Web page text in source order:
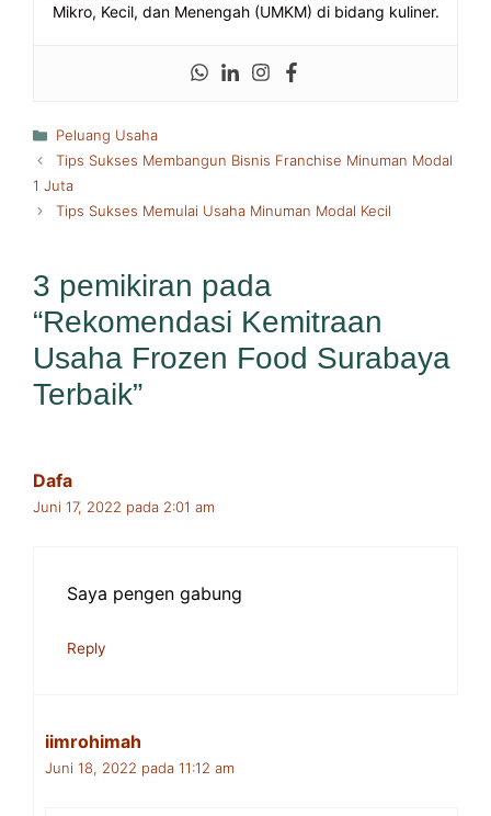
Mikro, Kecil, dan Menengah (UMKM) di bidang kuliner.
Kategori
Peluang Usaha
Tips Sukses Membangun Bisnis Franchise Minuman Modal
1 Juta
Tips Sukses Memulai Usaha Minuman Modal Kecil
3 pemikiran pada
“Rekomendasi Kemitraan
Usaha Frozen Food Surabaya
Terbaik”
Dafa
Juni 17, 2022 pada 2:01 am
Saya pengen gabung
Reply
iimrohimah
Juni 18, 2022 pada 11:12 am